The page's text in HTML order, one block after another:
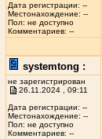
Дата регистрации: --
Местонахождение: --
Пол: не доступно
Комментариев: --
systemtong :
не зарегистрирован
26.11.2024 , 09:11
Дата регистрации: --
Местонахождение: --
Пол: не доступно
Комментариев: --